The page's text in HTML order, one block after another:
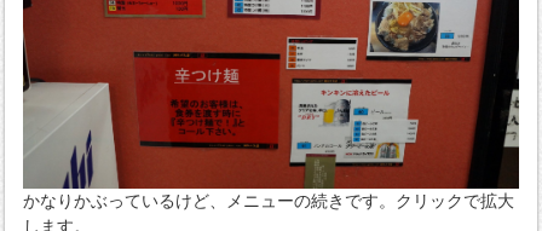
かなりかぶっているけど、メニューの続きです。クリックで拡大
します。